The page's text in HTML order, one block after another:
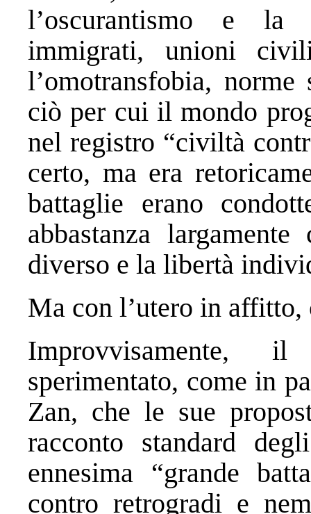
l’oscurantismo e la
immigrati, unioni
l’omotransfobia,
ciò per cui il mondo
nel registro “civiltà
certo, ma era
battaglie erano
abbastanza
diverso e la libertà
Ma con l’utero in affitto,
Improvvisamente,
sperimentato, come in
Zan, che le sue
racconto standard
ennesima “grande
contro retrogradi e